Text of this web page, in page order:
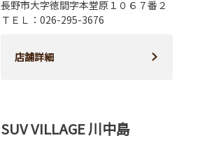
長野市大字徳間字本堂原１０６７番２
ＴＥＬ：026-295-3676
店舗詳細
SUV VILLAGE 川中島